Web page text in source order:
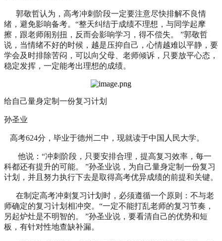
郭敬哲认为，高考冲刺阶段一定要注意尽快排解不良情
绪，避免影响备考。“整天纠结于成绩不理想，与同学起摩
擦，跟老师闹别扭，反而会影响学习，得不偿失。 ”郭敬哲
说，当情绪不好的时候，越是压抑自己，心情越难以平静，要
学会及时排除苦闷，可以向父母、老师倾诉，只要放平心态，
稳定发挥，一定能考出理想的成绩。
给自己量身定制一份复习计划
孙圣业
高考624分，毕业于德州二中，现就读于中国人民大学。
他说： “冲刺阶段，只要安排合理，提高复习效率，每一
科都还有提升的可能。 ”孙圣业说，为自己量身定制一份复习
计划，并且努力执行下去是取得高考优异成绩的前提和关键。
在制定高考冲刺复习计划时，必须遵循一个原则：不与老
师确定的复习计划相冲突。“一定不能打乱老师的复习节奏，
另起炉灶是不明智的。 ”孙圣业说，要看清自己的优势和短
板，有针对性地查缺补漏。